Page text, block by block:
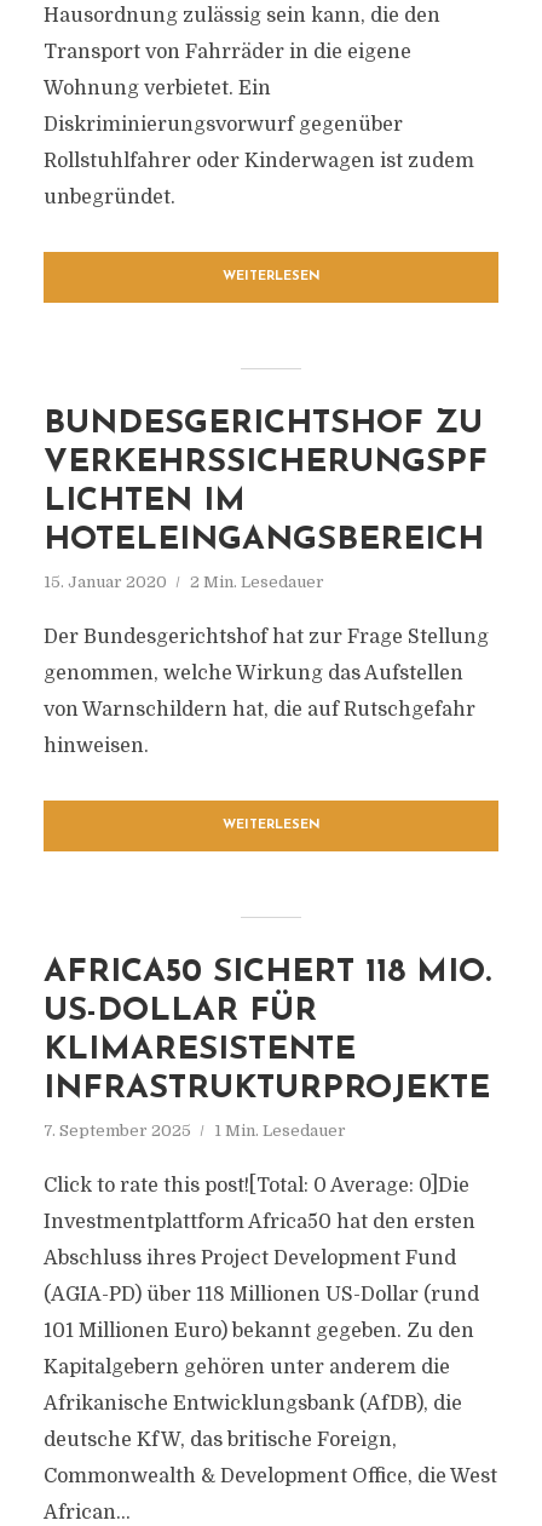
Hausordnung zulässig sein kann, die den
Transport von Fahrräder in die eigene
Wohnung verbietet. Ein
Diskriminierungsvorwurf gegenüber
Rollstuhlfahrer oder Kinderwagen ist zudem
unbegründet.
WEITERLESEN
BUNDESGERICHTSHOF ZU
VERKEHRSSICHERUNGSPF
LICHTEN IM
HOTELEINGANGSBEREICH
15. Januar 2020 2 Min. Lesedauer
Der Bundesgerichtshof hat zur Frage Stellung
genommen, welche Wirkung das Aufstellen
von Warnschildern hat, die auf Rutschgefahr
hinweisen.
WEITERLESEN
AFRICA50 SICHERT 118 MIO.
US-DOLLAR FÜR
KLIMARESISTENTE
INFRASTRUKTURPROJEKTE
7. September 2025 1 Min. Lesedauer
Click to rate this post![Total: 0 Average: 0]Die
Investmentplattform Africa50 hat den ersten
Abschluss ihres Project Development Fund
(AGIA-PD) über 118 Millionen US-Dollar (rund
101 Millionen Euro) bekannt gegeben. Zu den
Kapitalgebern gehören unter anderem die
Afrikanische Entwicklungsbank (AfDB), die
deutsche KfW, das britische Foreign,
Commonwealth & Development Office, die West
African...